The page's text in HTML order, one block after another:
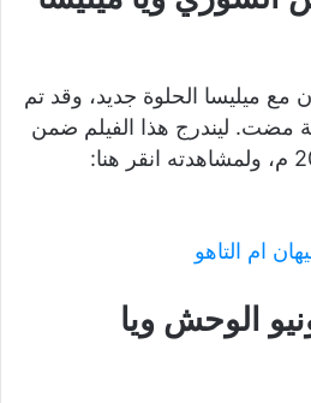
مع ميليسا الحلوة جديد، وقد تم
مضت. ليندرج هذا الفيلم ضمن
ام التاهو
الوحش ويا